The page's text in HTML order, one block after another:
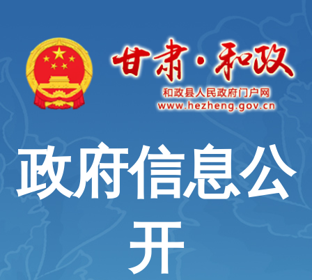
政府信息公
开